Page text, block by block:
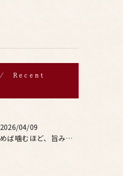
Recent
2026/04/09
噛めば噛むほど、旨みがあふれる。